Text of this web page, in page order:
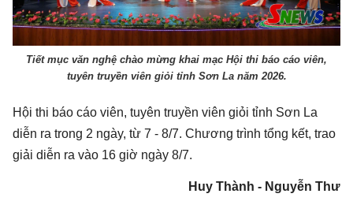
Tiết mục văn nghệ chào mừng khai mạc Hội thi báo cáo viên,
tuyên truyền viên giỏi tỉnh Sơn La năm 2026.
Hội thi báo cáo viên, tuyên truyền viên giỏi tỉnh Sơn La
diễn ra trong 2 ngày, từ 7 - 8/7. Chương trình tổng kết, trao
giải diễn ra vào 16 giờ ngày 8/7.
Huy Thành - Nguyễn Thư